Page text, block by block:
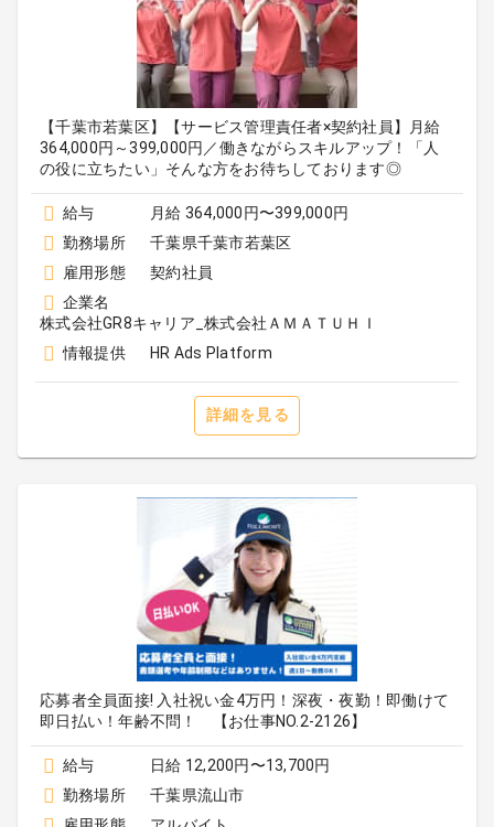
【千葉市若葉区】【サービス管理責任者×契約社員】月給
364,000円～399,000円／働きながらスキルアップ！「人
の役に立ちたい」そんな方をお待ちしております◎
給与
月給 364,000円〜399,000円
勤務場所
千葉県千葉市若葉区
雇用形態
契約社員
企業名
株式会社GR8キャリア_株式会社ＡＭＡＴＵＨＩ
情報提供
HR Ads Platform
詳細を見る
応募者全員面接! 入社祝い金4万円！深夜・夜勤！即働けて
即日払い！年齢不問！ 【お仕事NO.2-2126】
給与
日給 12,200円〜13,700円
勤務場所
千葉県流山市